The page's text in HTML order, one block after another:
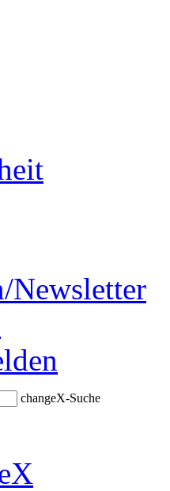
Newsletter
changeX-Suche